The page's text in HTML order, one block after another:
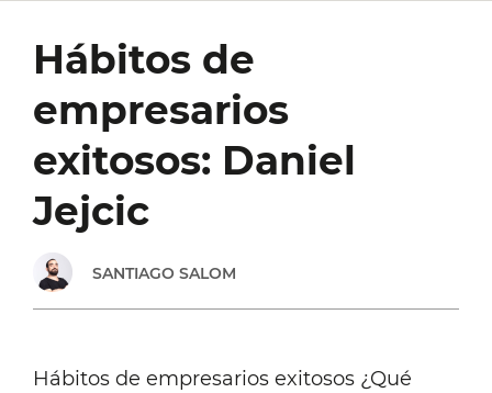
POR
Hábitos de
empresarios
exitosos: Daniel
Jejcic
SANTIAGO SALOM
Hábitos de empresarios exitosos ¿Qué